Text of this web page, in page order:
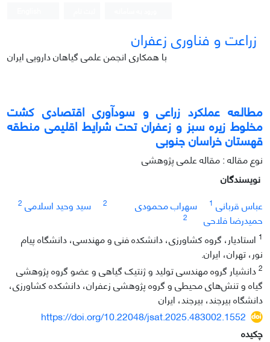
زراعت و فناوری زعفران
با همکاری انجمن علمی گیاهان دارویی ایران
مطالعه عملکرد زراعی و سودآوری اقتصادی کشت
مخلوط زیره سبز و زعفران تحت شرایط اقلیمی منطقه
قهستان خراسان جنوبی
نوع مقاله : مقاله علمی پژوهشی
نویسندگان
عباس قربانی 1 سهراب محمودی 2 سید وحید اسلامی 2
حمیدرضا فلاحی
2
1 استادیار، گروه کشاورزی، دانشکده فنی و مهندسی، دانشگاه پیام
نور، تهران، ایران.
2دانشیار گروه مهندسی تولید و ژنتیک گیاهی و عضو گروه پژوهشی
گیاه و تنش‌های محیطی و گروه پژوهشی زعفران، دانشکده کشاورزی،
دانشگاه بیرجند، بیرجند، ایران
https://doi.org/10.22048/jsat.2025.483002.1552
چکیده